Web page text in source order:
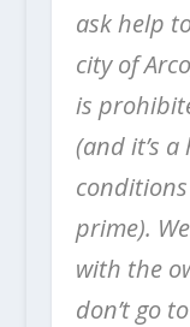
ask help
city of
is
(and it’s
prime).
with the
don’t go